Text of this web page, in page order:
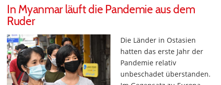
In Myanmar läuft die Pandemie aus dem
Ruder
Die Länder in Ostasien
hatten das erste Jahr der
Pandemie relativ
unbeschadet überstanden.